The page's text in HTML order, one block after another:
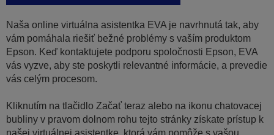
Naša online virtuálna asistentka EVA je navrhnutá tak, aby
vám pomáhala riešiť bežné problémy s vaším produktom
Epson. Keď kontaktujete podporu spoločnosti Epson, EVA
vás vyzve, aby ste poskytli relevantné informácie, a prevedie
vás celým procesom.
Kliknutím na tlačidlo Začať teraz alebo na ikonu chatovacej
bubliny v pravom dolnom rohu tejto stránky získate prístup k